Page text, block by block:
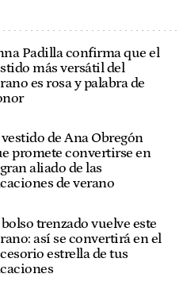
Padilla confirma que el
más versátil del
es rosa y palabra de
de Ana Obregón
promete convertirse en
aliado de las
de verano
trenzado vuelve este
así se convertirá en el
estrella de tus